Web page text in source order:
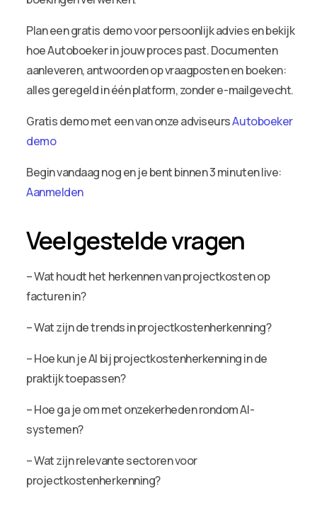
Plan een gratis demo voor persoonlijk advies en bekijk
hoe Autoboeker in jouw proces past. Documenten
aanleveren, antwoorden op vraagposten en boeken:
alles geregeld in één platform, zonder e-mailgevecht.
Gratis demo met een van onze adviseursAutoboeker
demo
Begin vandaag nog en je bent binnen 3 minuten live:
Aanmelden
Veelgestelde vragen
– Wat houdt het herkennen van projectkosten op
facturen in?
– Wat zijn de trends in projectkostenherkenning?
– Hoe kun je AI bij projectkostenherkenning in de
praktijk toepassen?
– Hoe ga je om met onzekerheden rondom AI-
systemen?
– Wat zijn relevante sectoren voor
projectkostenherkenning?